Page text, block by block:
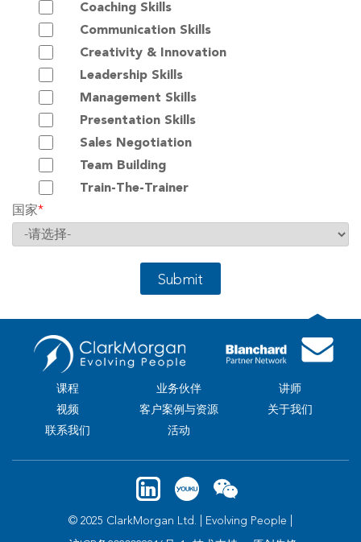
Coaching Skills
Communication Skills
Creativity & Innovation
Leadership Skills
Management Skills
Presentation Skills
Sales Negotiation
Team Building
Train-The-Trainer
国家*
Submit
课程 业务伙伴
讲师
视频
客户案例与资源
关于我们
联系我们
活动
© 2025 ClarkMorgan Ltd. | Evolving People |